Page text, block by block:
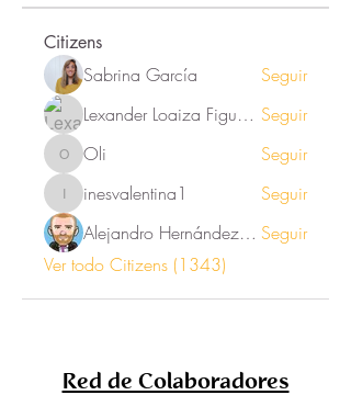
Citizens
Sabrina García
Seguir
Lexander Loaiza Figueroa Seguir
Oli Oli Seguir
inesvalentina1
inesvalentina1
Seguir
Alejandro Hernández Renner Seguir
Ver todo Citizens (1343)
Red de Colaboradores